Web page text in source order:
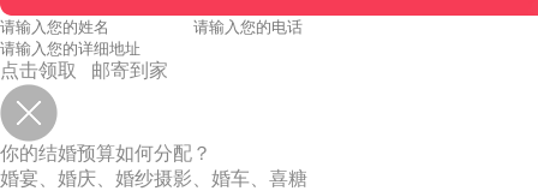
点击领取 邮寄到家
你的结婚预算如何分配？
婚宴、婚庆、婚纱摄影、婚车、喜糖